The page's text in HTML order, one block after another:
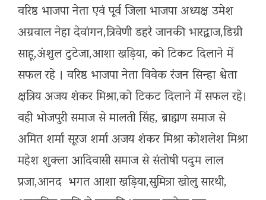
वरिष्ठ भाजपा नेता एवं पूर्व जिला भाजपा अध्यक्ष उमेश
अग्रवाल नेहा देवांगन,त्रिवेणी डहरे जानकी भारद्वाज,डिग्री
साहू,अंशुल टुटेजा,आशा खड़िया, को टिकट दिलाने में
सफल रहे । वरिष्ठ भाजपा नेता विवेक रंजन सिन्हा श्वेता
क्षत्रिय अजय शंकर मिश्रा,को टिकट दिलाने में सफल रहे।
वही भोजपुरी समाज से मालती सिंह, ब्राह्मण समाज से
अमित शर्मा सूरज शर्मा अजय शंकर मिश्रा कोशलेश मिश्रा
महेश शुक्ला आदिवासी समाज से संतोषी पदुम लाल
प्रजा,आनद भगत आशा खड़िया,सुमित्रा खोलु सारथी,